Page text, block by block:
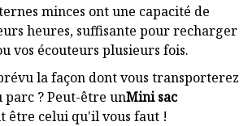
minces ont une capacité de
heures, suffisante pour recharger
vos écouteurs plusieurs fois.
la façon dont vous transporterez
parc ? Peut-être unMini sac
être celui qu'il vous faut !